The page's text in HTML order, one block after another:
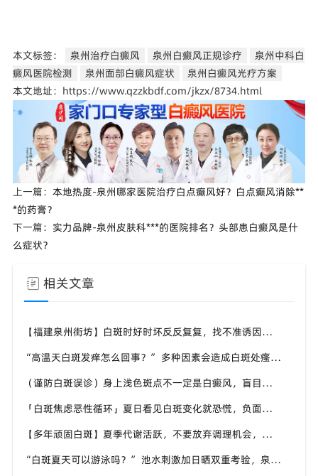
本文标签： 泉州治疗白癜风 泉州白癜风正规诊疗
泉州中科白
癜风医院检测
泉州面部白癜风症状
泉州白癜风光疗方案
本文地址：https://www.qzzkbdf.com/jkzx/8734.html
上一篇： 本地热度-泉州哪家医院治疗白点癫风好？白点癫风消除**
*的药膏？
下一篇： 实力品牌-泉州皮肤科***的医院排名？头部患白癜风是什
么症状？
相关文章
【福建泉州街坊】白斑时好时坏反反复复，找不准诱因，泉州中科白癜风医院帮梳理夏季白斑波动各类诱因
“高温天白斑发痒怎么回事？” 多种因素会造成白斑处瘙痒，泉州中科白癜风医院讲解白斑发痒的处理方式
（谨防白斑误诊）身上浅色斑点不一定是白癜风，盲目用药危害皮肤，泉州中科白癜风医院建议先明确白斑类型
「白斑焦虑恶性循环」夏日看见白斑变化就恐慌，负面情绪反加重病情，泉州中科白癜风医院呼吁放平心态应对
【多年顽固白斑】夏季代谢活跃，不要放弃调理机会，泉州中科白癜风医院建议结合自身情况定制改善思路
“白斑夏天可以游泳吗？” 池水刺激加日晒双重考验，泉州中科白癜风医院告知白癜风人群游泳防护要点